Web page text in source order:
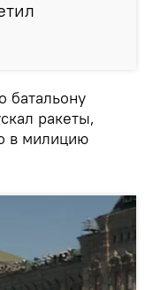
батальону
ракеты,
в милицию